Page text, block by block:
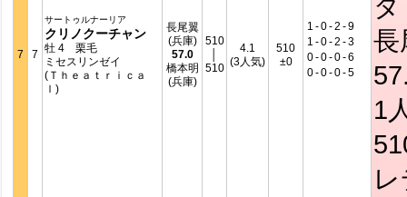
7 7
サートゥルナーリア
クリノクーチャン
牡 4 栗毛
ミセスリンゼイ
(Ｔｈｅａｔｒｉｃａ
ｌ)
長尾翼
(兵庫)
57.0
橋本明
(兵庫)
510
510
4.1
(3人気)
510
±0
1 -0-2 -9
1 -0-2 -3
0-0-0-6
0-0-0-5
1